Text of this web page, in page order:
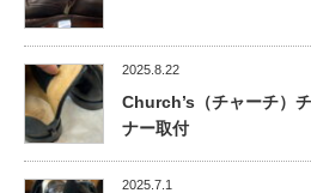
2025.8.22
Church’s（チャーチ）
ナー取付
2025.7.1